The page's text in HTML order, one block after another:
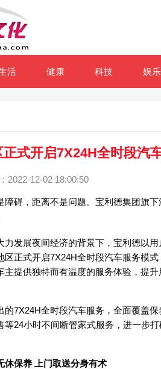
活 健康 科技 娱乐
式开启7X24H全时段汽
2022-12-02 18:00:50
，距离不是问题。宝利德集团旗下
展夜间经济的背景下，宝利德以用
区正式开启7X24H全时段汽车服务模
主提供独特而有温度的服务体验，提升
全时段汽车服务，全面覆盖保
等24小时不间断管家式服务，进一步
休保养 上门取送分身有术